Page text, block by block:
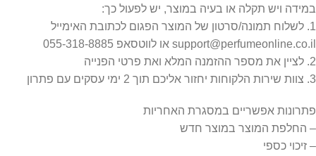
במידה ויש תקלה או בעיה במוצר, יש לפעול כך:
1. לשלוח תמונה/סרטון של המוצר הפגום לכתובת האימייל
support@perfumeonline.co.il או לווטסאפ 055-318-8885
2. לציין את מספר ההזמנה המלא ואת פרטי הפנייה
3. צוות שירות הלקוחות יחזור אליכם תוך 2 ימי עסקים עם פתרון
פתרונות אפשריים במסגרת האחריות
– החלפת המוצר במוצר חדש
– זיכוי כספי